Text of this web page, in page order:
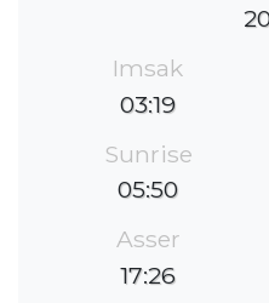
Imsak
03:19
Sunrise
05:50
Asser
17:26